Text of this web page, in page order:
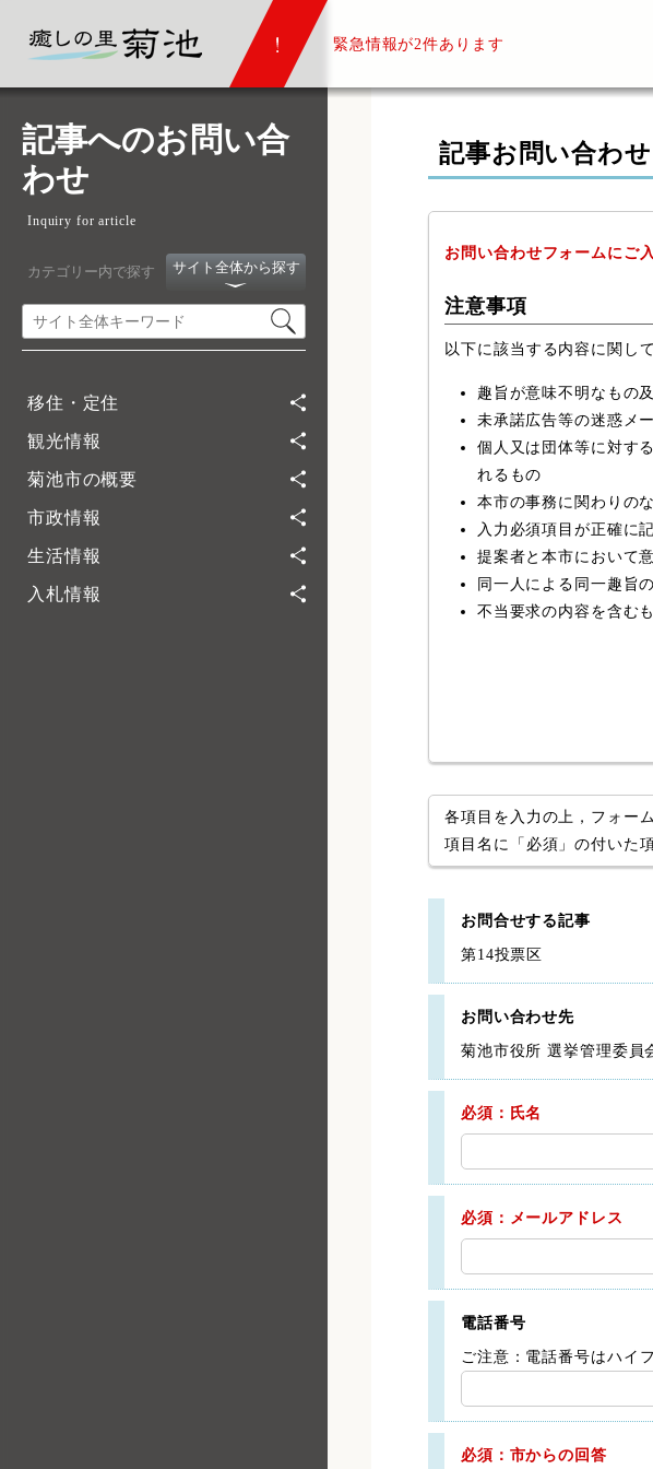
緊急情報が2件あります
記事へのお問い合
わせ
Inquiry for article
カテゴリー内で探す サイト全体から探す
移住・定住
観光情報
菊池市の概要
市政情報
生活情報
入札情報
記事お問い合わせ
お問い合わせフォームにご
注意事項
以下に該当する内容に関し
趣旨が意味不明なもの
未承諾広告等の迷惑メ
個人又は団体等に対す
れるもの
本市の事務に関わりの
入力必須項目が正確に
提案者と本市において
同一人による同一趣旨
不当要求の内容を含む
各項目を入力の上，フォー
項目名に「必須」の付いた
お問合せする記事
第14投票区
お問い合わせ先
菊池市役所 選挙管理委員
必須：氏名
必須：メールアドレス
電話番号
ご注意：電話番号はハイ
必須：市からの回答